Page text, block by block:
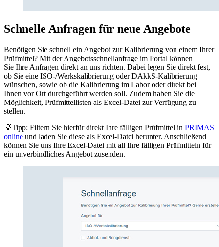
Schnelle Anfragen für neue Angebote
Benötigen Sie schnell ein Angebot zur Kalibrierung von einem Ihrer
Prüfmittel? Mit der Angebotsschnellanfrage im Portal können
Sie Ihre Anfragen direkt an uns richten. Dabei legen Sie direkt fest,
ob Sie eine ISO-/Werkskalibrierung oder DAkkS-Kalibrierung
wünschen, sowie ob die Kalibrierung im Labor oder direkt bei
Ihnen vor Ort durchgeführt werden soll. Zudem haben Sie die
Möglichkeit, Prüfmittellisten als Excel-Datei zur Verfügung zu
stellen.
💡Tipp: Filtern Sie hierfür direkt Ihre fälligen Prüfmittel in PRIMAS
online und laden Sie diese als Excel-Datei herunter. Anschließend
können Sie uns Ihre Excel-Datei mit all Ihre fälligen Prüfmitteln für
ein unverbindliches Angebot zusenden.